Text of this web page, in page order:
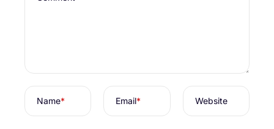
Name* Email* Website